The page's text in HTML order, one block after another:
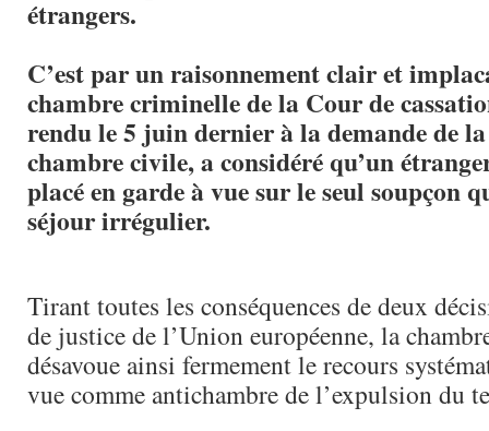
étrangers.
C’est par un raisonnement clair et
chambre criminelle de la Cour de
rendu le 5 juin dernier à la demande de
chambre civile, a considéré qu’un
placé en garde à vue sur le seul soupçon
séjour irrégulier.
Tirant toutes les conséquences de deux
de justice de l’Union européenne, la
désavoue ainsi fermement le recours
vue comme antichambre de l’expulsion du